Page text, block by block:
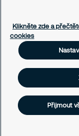
© SECURITAS ČR
Klikněte zde a
cookies
Přijmout